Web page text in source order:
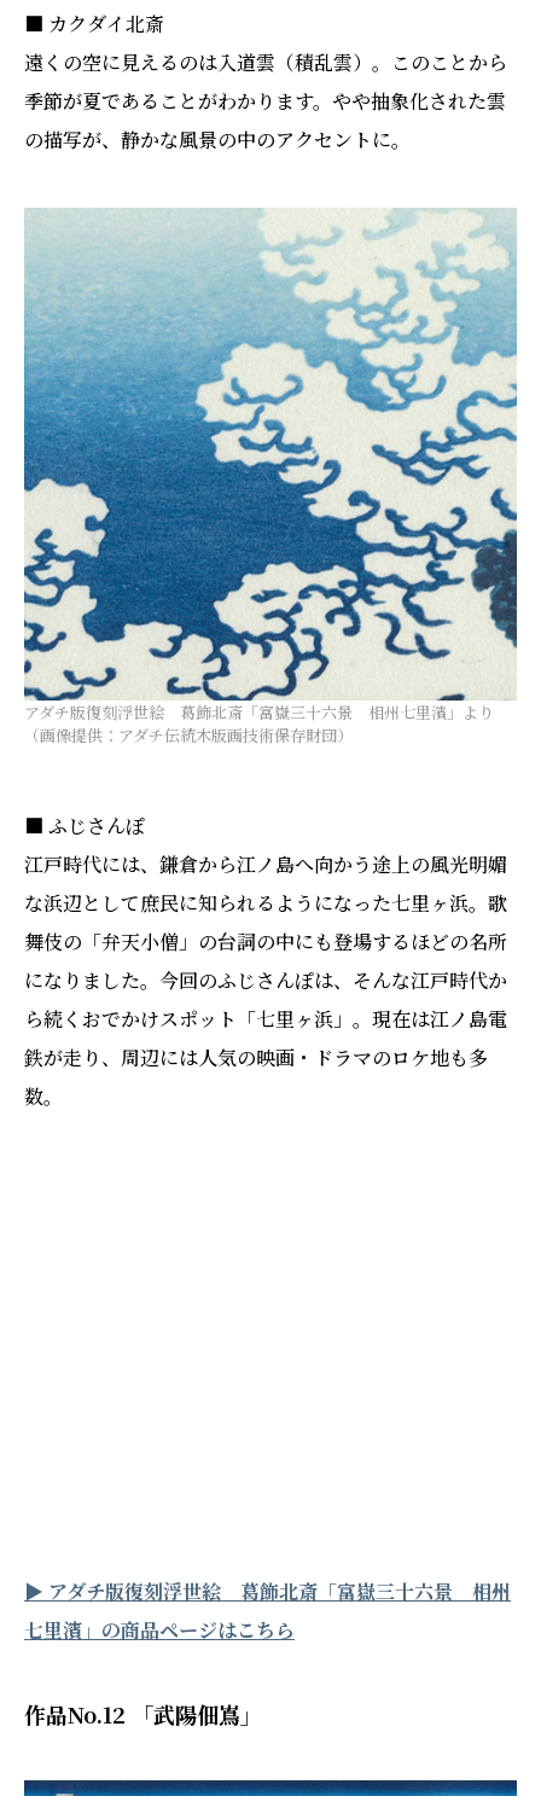
■ カクダイ北斎
遠くの空に見えるのは入道雲（積乱雲）。このことから
季節が夏であることがわかります。やや抽象化された雲
の描写が、静かな風景の中のアクセントに。
アダチ版復刻浮世絵 葛飾北斎「富嶽三十六景 相州七里濱」より
（画像提供：アダチ伝統木版画技術保存財団）
■ ふじさんぽ
江戸時代には、鎌倉から江ノ島へ向かう途上の風光明媚
な浜辺として庶民に知られるようになった七里ヶ浜。歌
舞伎の「弁天小僧」の台詞の中にも登場するほどの名所
になりました。今回のふじさんぽは、そんな江戸時代か
ら続くおでかけスポット「七里ヶ浜」。現在は江ノ島電
鉄が走り、周辺には人気の映画・ドラマのロケ地も多
数。
▶︎ アダチ版復刻浮世絵 葛飾北斎「富嶽三十六景 相州
七里濱」の商品ページはこちら
作品No.12 「武陽佃嶌」